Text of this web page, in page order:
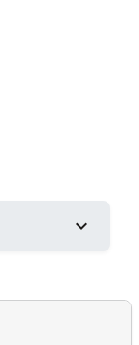
expand_more